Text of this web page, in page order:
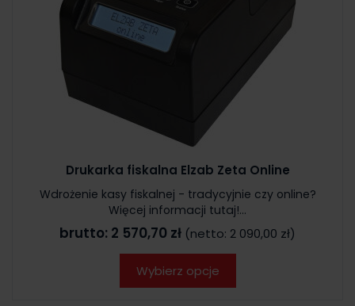
Drukarka fiskalna Elzab Zeta Online
Wdrożenie kasy fiskalnej - tradycyjnie czy online?
Więcej informacji tutaj!...
brutto: 2 570,70 zł (netto: 2 090,00 zł)
Wybierz opcje